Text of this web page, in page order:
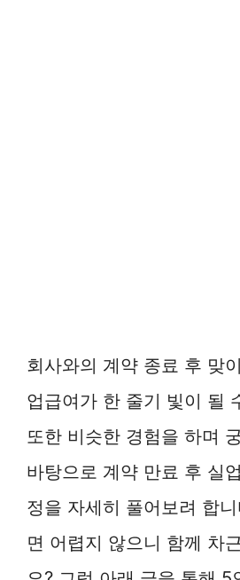
회사와의 계약 종료 후 맞
업급여가 한 줄기 빛이 될
또한 비슷한 경험을 하며
바탕으로 계약 만료 후 실
정을 자세히 풀어보려 합
면 어렵지 않으니 함께 차